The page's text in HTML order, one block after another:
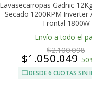
Lavasecarropas Gadnic
Secado 1200RPM Inverter
Frontal 1800W
Envío a todo el
$2.100.098
$1.050.049
DESDE 6 CUOTAS SIN